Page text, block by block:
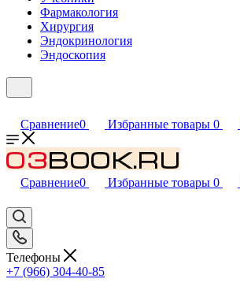
Фармакология
Хирургия
Эндокринология
Эндоскопия
Сравнение0 Избранные товары 0
Сравнение0 Избранные товары 0
Телефоны
+7 (966) 304-40-85